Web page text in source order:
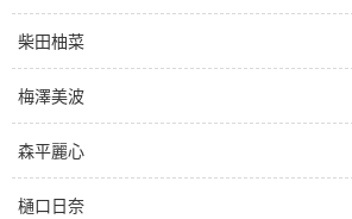
柴田柚菜
梅澤美波
森平麗心
樋口日奈